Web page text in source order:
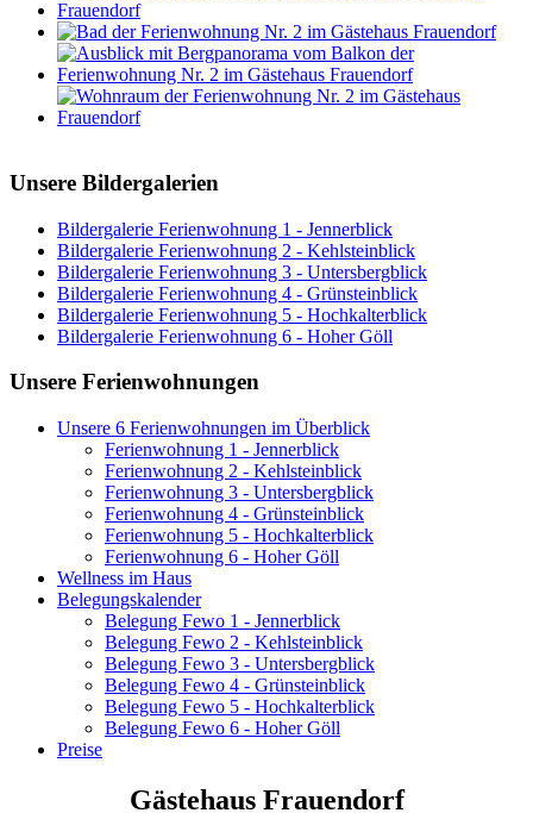
Unsere Bildergalerien
Bildergalerie Ferienwohnung 1 - Jennerblick
Bildergalerie Ferienwohnung 2 - Kehlsteinblick
Bildergalerie Ferienwohnung 3 - Untersbergblick
Bildergalerie Ferienwohnung 4 - Grünsteinblick
Bildergalerie Ferienwohnung 5 - Hochkalterblick
Bildergalerie Ferienwohnung 6 - Hoher Göll
Unsere Ferienwohnungen
Unsere 6 Ferienwohnungen im Überblick
Ferienwohnung 1 - Jennerblick
Ferienwohnung 2 - Kehlsteinblick
Ferienwohnung 3 - Untersbergblick
Ferienwohnung 4 - Grünsteinblick
Ferienwohnung 5 - Hochkalterblick
Ferienwohnung 6 - Hoher Göll
Wellness im Haus
Belegungskalender
Belegung Fewo 1 - Jennerblick
Belegung Fewo 2 - Kehlsteinblick
Belegung Fewo 3 - Untersbergblick
Belegung Fewo 4 - Grünsteinblick
Belegung Fewo 5 - Hochkalterblick
Belegung Fewo 6 - Hoher Göll
Preise
Gästehaus Frauendorf